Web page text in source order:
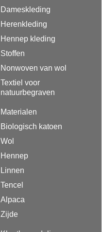
Dameskleding
Herenkleding
Hennep kleding
Stoffen
Nonwoven van wol
Textiel voor
natuurbegraven
Materialen
Biologisch katoen
Wol
Hennep
Linnen
Tencel
Alpaca
Zijde